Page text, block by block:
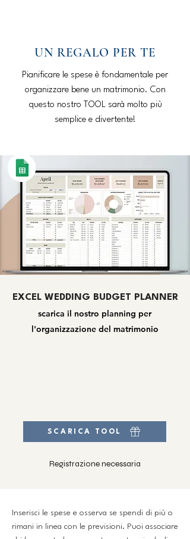
UN REGALO PER TE
Pianificare le spese è fondamentale per
organizzare bene un matrimonio. Con
questo nostro TOOL sarà molto più
semplice e divertente!
EXCEL WEDDING BUDGET PLANNER
scarica il nostro planning per
l'organizzazione del matrimonio
SCARICA TOOL
Registrazione necessaria
Inserisci le spese e osserva se spendi di più o
rimani in linea con le previsioni. Puoi associare